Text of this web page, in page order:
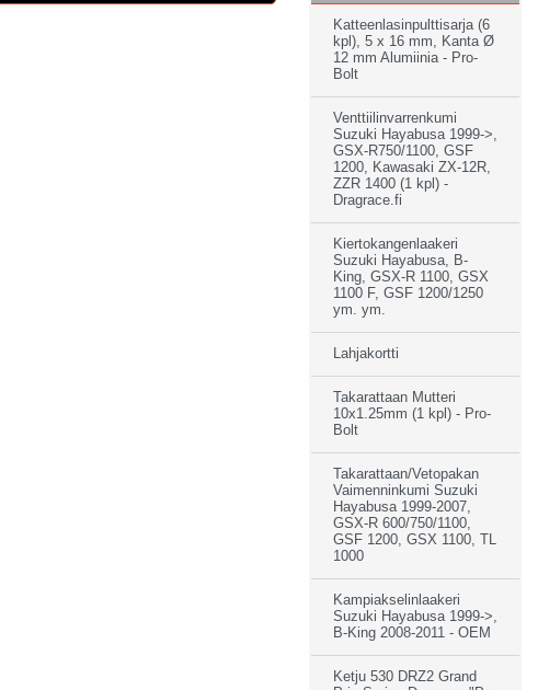
Katteenlasinpulttisarja (6
kpl), 5 x 16 mm, Kanta Ø
12 mm Alumiinia - Pro-
Bolt
Venttiilinvarrenkumi
Suzuki Hayabusa 1999->,
GSX-R750/1100, GSF
1200, Kawasaki ZX-12R,
ZZR 1400 (1 kpl) -
Dragrace.fi
Kiertokangenlaakeri
Suzuki Hayabusa, B-
King, GSX-R 1100, GSX
1100 F, GSF 1200/1250
ym. ym.
Lahjakortti
Takarattaan Mutteri
10x1.25mm (1 kpl) - Pro-
Bolt
Takarattaan/Vetopakan
Vaimenninkumi Suzuki
Hayabusa 1999-2007,
GSX-R 600/750/1100,
GSF 1200, GSX 1100, TL
1000
Kampiakselinlaakeri
Suzuki Hayabusa 1999->,
B-King 2008-2011 - OEM
Ketju 530 DRZ2 Grand